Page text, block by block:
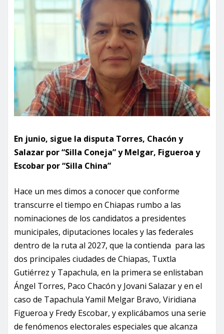
En junio, sigue la disputa Torres, Chacón y
Salazar por “Silla Coneja” y Melgar, Figueroa y
Escobar por “Silla China”
Hace un mes dimos a conocer que conforme
transcurre el tiempo en Chiapas rumbo a las
nominaciones de los candidatos a presidentes
municipales, diputaciones locales y las federales
dentro de la ruta al 2027, que la contienda para las
dos principales ciudades de Chiapas, Tuxtla
Gutiérrez y Tapachula, en la primera se enlistaban
Ángel Torres, Paco Chacón y Jovani Salazar y en el
caso de Tapachula Yamil Melgar Bravo, Viridiana
Figueroa y Fredy Escobar, y explicábamos una serie
de fenómenos electorales especiales que alcanza